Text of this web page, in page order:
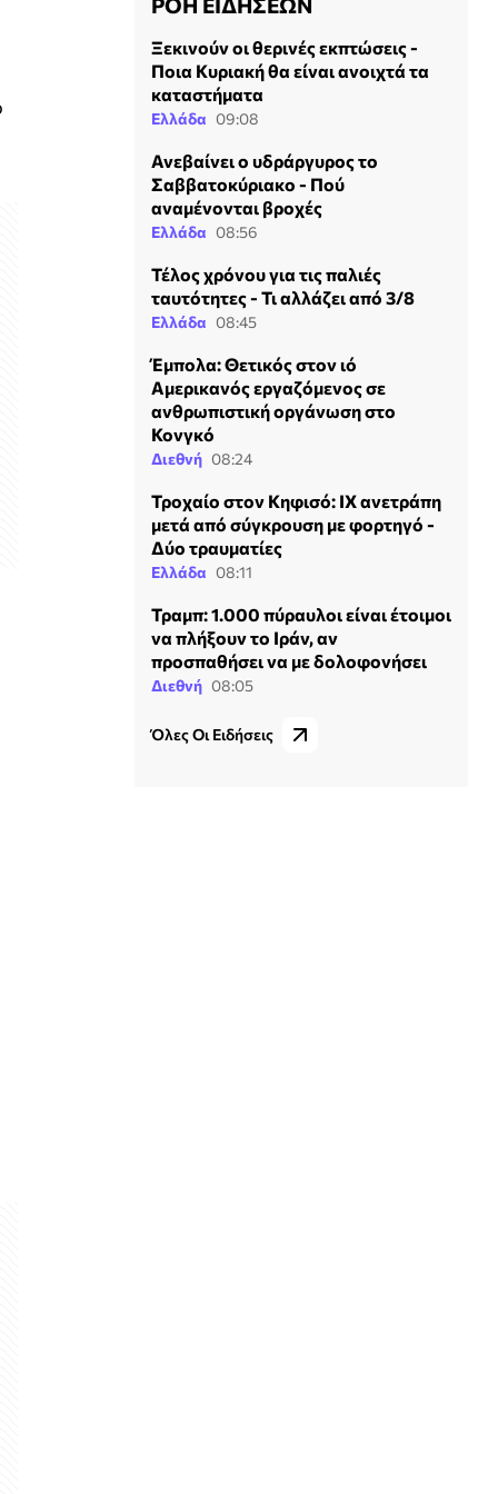
Ξεκινούν οι θερινές εκπτώσεις -
Ποια Κυριακή θα είναι ανοιχτά τα
καταστήματα
Ελλάδα 09:08
Ανεβαίνει ο υδράργυρος το
Σαββατοκύριακο - Πού
αναμένονται βροχές
Ελλάδα 08:56
Τέλος χρόνου για τις παλιές
ταυτότητες - Τι αλλάζει από 3/8
Ελλάδα 08:45
Έμπολα: Θετικός στον ιό
Αμερικανός εργαζόμενος σε
ανθρωπιστική οργάνωση στο
Κονγκό
Διεθνή 08:24
Τροχαίο στον Κηφισό: ΙΧ ανετράπη
μετά από σύγκρουση με φορτηγό -
Δύο τραυματίες
Ελλάδα 08:11
Τραμπ: 1.000 πύραυλοι είναι έτοιμοι
να πλήξουν το Ιράν, αν
προσπαθήσει να με δολοφονήσει
Διεθνή 08:05
Όλες Οι Ειδήσεις